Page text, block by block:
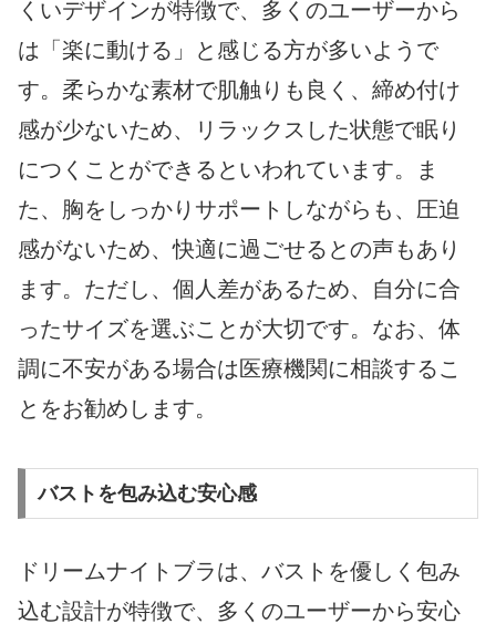
くいデザインが特徴で、多くのユーザーから
は「楽に動ける」と感じる方が多いようで
す。柔らかな素材で肌触りも良く、締め付け
感が少ないため、リラックスした状態で眠り
につくことができるといわれています。ま
た、胸をしっかりサポートしながらも、圧迫
感がないため、快適に過ごせるとの声もあり
ます。ただし、個人差があるため、自分に合
ったサイズを選ぶことが大切です。なお、体
調に不安がある場合は医療機関に相談するこ
とをお勧めします。
バストを包み込む安心感
ドリームナイトブラは、バストを優しく包み
込む設計が特徴で、多くのユーザーから安心